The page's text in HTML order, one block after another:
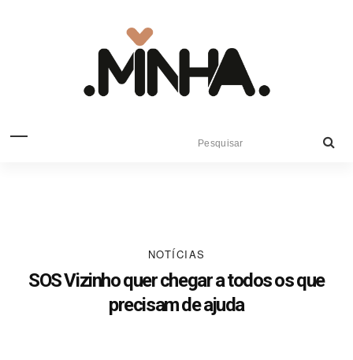
NOTÍCIAS
SOS Vizinho quer chegar a todos os que
precisam de ajuda